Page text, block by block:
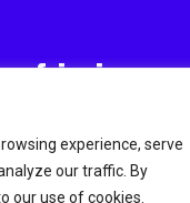
experience, serve
our traffic. By
our use of cookies.
africains